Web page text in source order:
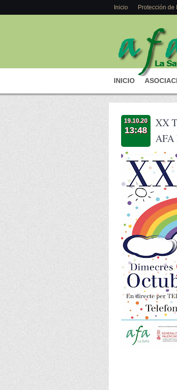
Inicio Protección de
INICIO
19.10.20
13:48
XX
AFA